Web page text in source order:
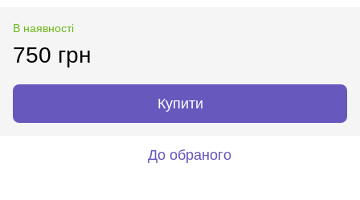
В наявності
750 грн
Купити
До обраного